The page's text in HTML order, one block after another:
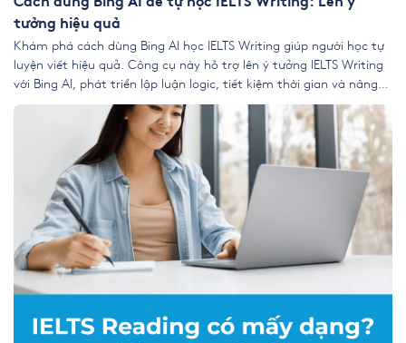
Cách dùng Bing AI để tự học IELTS Writing: Lên ý
tưởng hiệu quả
Khám phá cách dùng Bing AI học IELTS Writing giúp người học tự
luyện viết hiệu quả. Công cụ này hỗ trợ lên ý tưởng IELTS Writing
với Bing AI, phát triển lập luận logic, tiết kiệm thời gian và nâng
cao kỹ năng tư duy. 1. Vì sao dùng Bing AI cho bước “lên […]